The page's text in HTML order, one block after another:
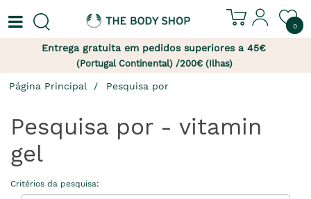
0
Entrega gratuita em pedidos superiores a 45€
(Portugal Continental) /200€ (Ilhas)
Página Principal Pesquisa por
Pesquisa por - vitamin
gel
Critérios da pesquisa: